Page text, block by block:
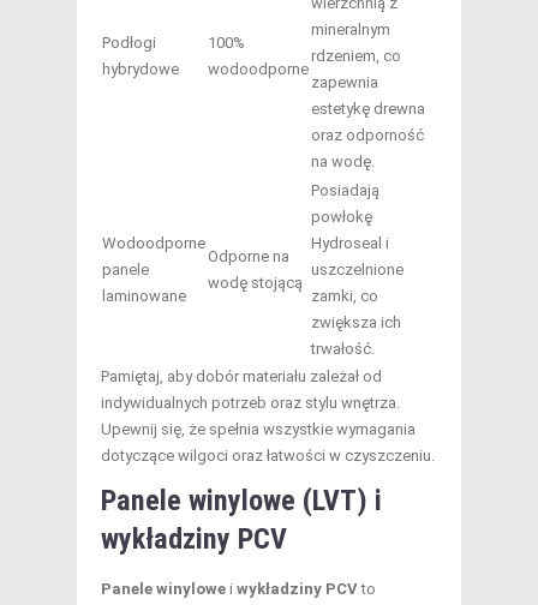
Podłogi
hybrydowe
100%
wodoodporne
mineralnym
rdzeniem, co
zapewnia
estetykę drewna
oraz odporność
na wodę.
Wodoodporne
panele
laminowane
Odporne na
wodę stojącą
Posiadają
powłokę
Hydroseal i
uszczelnione
zamki, co
zwiększa ich
trwałość.
Pamiętaj, aby dobór materiału zależał od
indywidualnych potrzeb oraz stylu wnętrza.
Upewnij się, że spełnia wszystkie wymagania
dotyczące wilgoci oraz łatwości w czyszczeniu.
Panele winylowe (LVT) i
wykładziny PCV
Panele winylowe i wykładziny PCVto